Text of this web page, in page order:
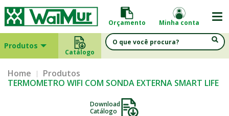
Orçamento Minha conta
Produtos
Catálogo
Home
Produtos
TERMOMETRO WIFI COM SONDA EXTERNA SMART LIFE
Download
Catálogo